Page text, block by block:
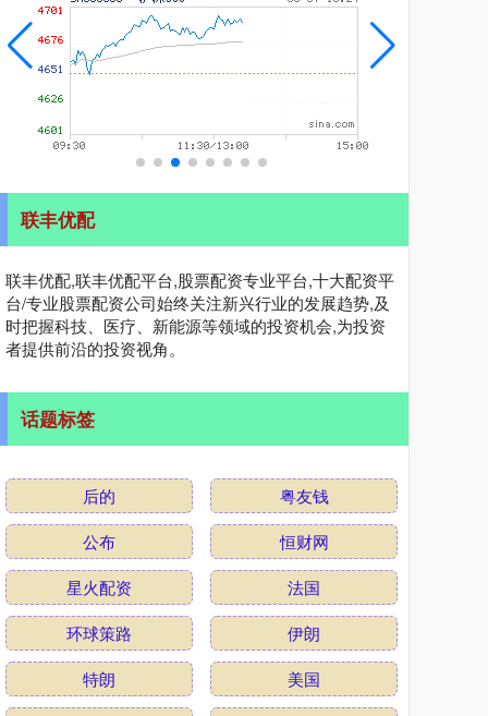
联丰优配
联丰优配,联丰优配平台,股票配资专业平台,十大配资平
台/专业股票配资公司始终关注新兴行业的发展趋势,及
时把握科技、医疗、新能源等领域的投资机会,为投资
者提供前沿的投资视角。
话题标签
后的
粤友钱
公布
恒财网
星火配资
法国
环球策路
伊朗
特朗
美国